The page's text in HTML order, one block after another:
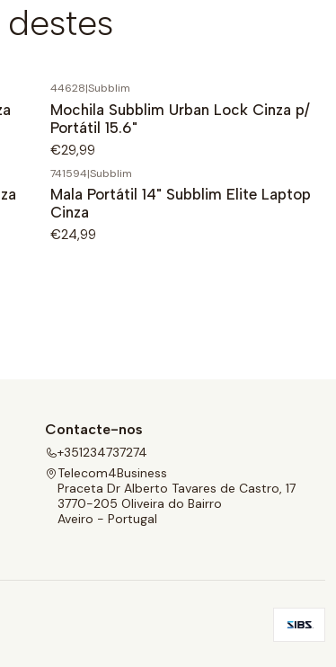
44628|Subblim
Mochila Subblim Urban Lock Cinza p/
Portátil 15.6"
€29,99
741594|Subblim
Mala Portátil 14" Subblim Elite Laptop
Cinza
€24,99
Contacte-nos
+351234737274
Telecom4Business
Praceta Dr Alberto Tavares de Castro, 17
3770-205 Oliveira do Bairro
Aveiro - Portugal